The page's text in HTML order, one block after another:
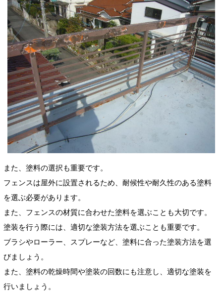
また、塗料の選択も重要です。
フェンスは屋外に設置されるため、耐候性や耐久性のある塗料
を選ぶ必要があります。
また、フェンスの材質に合わせた塗料を選ぶことも大切です。
塗装を行う際には、適切な塗装方法を選ぶことも重要です。
ブラシやローラー、スプレーなど、塗料に合った塗装方法を選
びましょう。
また、塗料の乾燥時間や塗装の回数にも注意し、適切な塗装を
行いましょう。